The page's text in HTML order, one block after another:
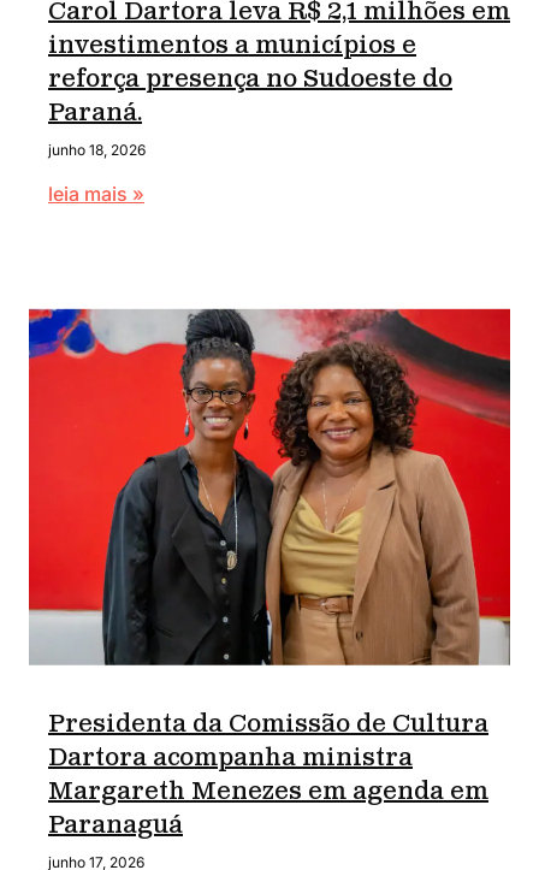
Carol Dartora leva R$ 2,1 milhões em
investimentos a municípios e
reforça presença no Sudoeste do
Paraná.
junho 18, 2026
leia mais »
Presidenta da Comissão de Cultura
Dartora acompanha ministra
Margareth Menezes em agenda em
Paranaguá
junho 17, 2026